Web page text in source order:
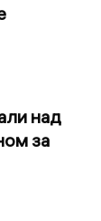
над
за